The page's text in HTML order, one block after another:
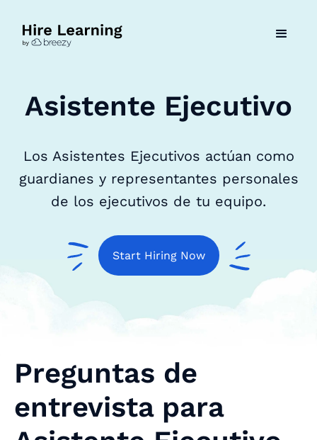
Asistente Ejecutivo
Los Asistentes Ejecutivos actúan como
guardianes y representantes personales
de los ejecutivos de tu equipo.
Start Hiring Now
Preguntas de
entrevista para